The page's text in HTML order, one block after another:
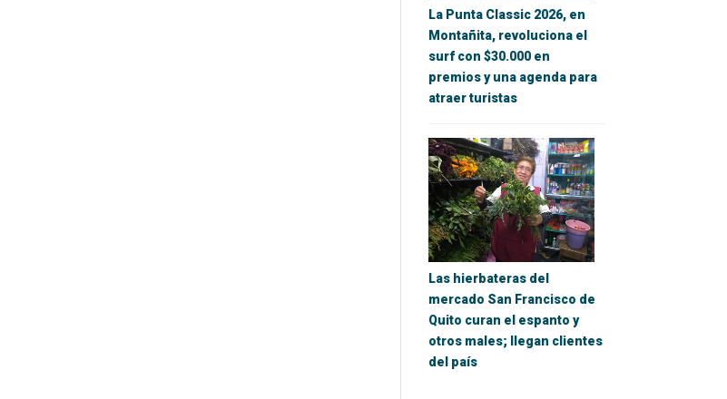
La Punta Classic 2026, en
Montañita, revoluciona el
surf con $30.000 en
premios y una agenda para
atraer turistas
Las hierbateras del
mercado San Francisco de
Quito curan el espanto y
otros males; llegan clientes
del país